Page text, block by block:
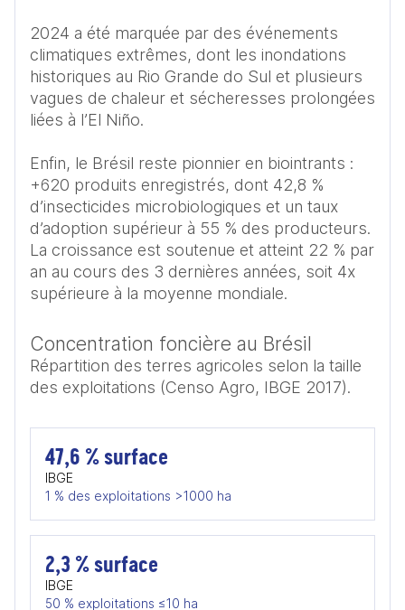
2024 a été marquée par des événements
climatiques extrêmes, dont les inondations
historiques au Rio Grande do Sul et plusieurs
vagues de chaleur et sécheresses prolongées
liées à l’El Niño.
Enfin, le Brésil reste pionnier en biointrants :
+620 produits enregistrés, dont 42,8 %
d’insecticides microbiologiques et un taux
d’adoption supérieur à 55 % des producteurs.
La croissance est soutenue et atteint 22 % par
an au cours des 3 dernières années, soit 4x
supérieure à la moyenne mondiale.
Concentration foncière au Brésil
Répartition des terres agricoles selon la taille
des exploitations (Censo Agro, IBGE 2017).
47,6 % surface
IBGE
1 % des exploitations >1000 ha
2,3 % surface
IBGE
50 % exploitations ≤10 ha